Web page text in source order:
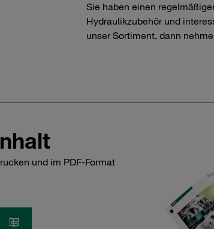
Sie haben einen
Hydraulikzubehör und
unser Sortiment, dann
und im PDF-Format